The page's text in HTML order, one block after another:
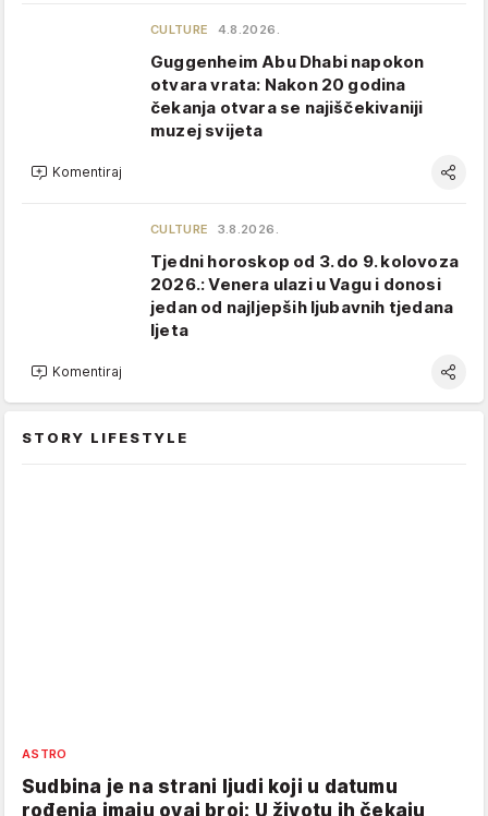
CULTURE 4.8.2026.
Guggenheim Abu Dhabi napokon
otvara vrata: Nakon 20 godina
čekanja otvara se najiščekivaniji
muzej svijeta
Komentiraj
CULTURE 3.8.2026.
Tjedni horoskop od 3. do 9. kolovoza
2026.: Venera ulazi u Vagu i donosi
jedan od najljepših ljubavnih tjedana
ljeta
Komentiraj
STORY LIFESTYLE
ASTRO
Sudbina je na strani ljudi koji u datumu
rođenja imaju ovaj broj: U životu ih čekaju